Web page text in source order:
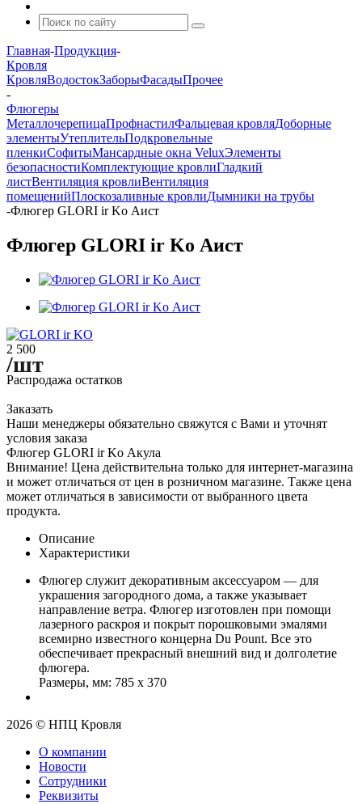
Главная-Продукция-
Кровля
КровляВодостокЗаборыФасадыПрочее
-
Флюгеры
МеталлочерепицаПрофнастилФальцевая кровляДоборные
элементыУтеплительПодкровельные
пленкиСофитыМансардные окна VeluxЭлементы
безопасностиКомплектующие кровлиГладкий
листВентиляция кровлиВентиляция
помещенийПлоскозаливные кровлиДымники на трубы
-Флюгер GLORI ir Ko Аист
Флюгер GLORI ir Ko Аист
2 500
/шт
Распродажа остатков
Заказать
Наши менеджеры обязательно свяжутся с Вами и уточнят
условия заказа
Флюгер GLORI ir Ko Акула
Внимание! Цена действительна только для интернет-магазина
и может отличаться от цен в розничном магазине. Также цена
может отличаться в зависимости от выбранного цвета
продукта.
Описание
Характеристики
Флюгер служит декоративным аксессуаром — для
украшения загородного дома, а также указывает
направление ветра. Флюгер изготовлен при помощи
лазерного раскроя и покрыт порошковыми эмалями
всемирно известного концерна Du Рount. Все это
обеспечивает прекрасный внешний вид и долголетие
флюгера.
Размеры, мм: 785 х 370
2026 © НПЦ Кровля
О компании
Новости
Сотрудники
Реквизиты